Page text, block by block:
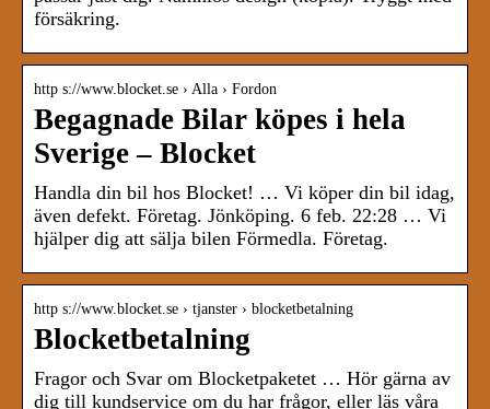
försäkring.
http s://www.blocket.se › Alla › Fordon
Begagnade Bilar köpes i hela
Sverige – Blocket
Handla din bil hos Blocket! … Vi köper din bil idag,
även defekt. Företag. Jönköping. 6 feb. 22:28 … Vi
hjälper dig att sälja bilen Förmedla. Företag.
http s://www.blocket.se › tjanster › blocketbetalning
Blocketbetalning
Fragor och Svar om Blocketpaketet … Hör gärna av
dig till kundservice om du har frågor, eller läs våra